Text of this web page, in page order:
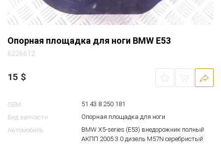
Опорная площадка для ноги BMW E53
6226612
15 $
OEM
51 43 8 250 181
Вид запчасти
Опорная площадка для ноги
Автомобиль
BMW X5-series (E53) внедорожник полный
АКПП 2005 3.0 дизель M57N серебристый